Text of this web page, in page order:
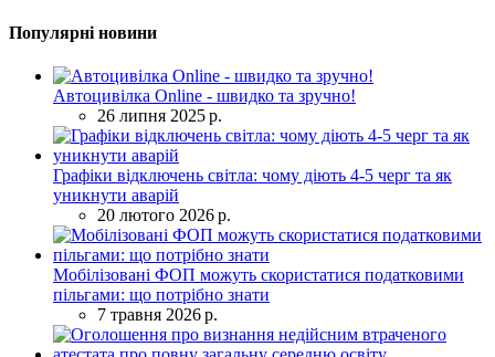
Популярні новини
Автоцивілка Online - швидко та зручно!
26 липня 2025 р.
Графіки відключень світла: чому діють 4-5 черг та як
уникнути аварій
20 лютого 2026 р.
Мобілізовані ФОП можуть скористатися податковими
пільгами: що потрібно знати
7 травня 2026 р.